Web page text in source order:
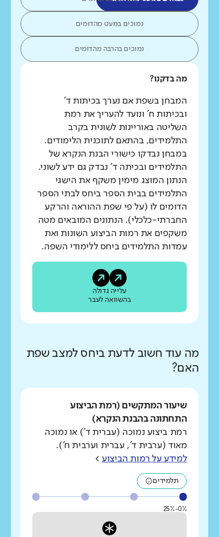
נמוכים במעט מהדומים
נמוכים בהרבה מהדומים
מה בדקנו?
המבחן בשפת אם נערך בכיתות ד'
ובכיתות ח' ונועד להעריך את רמת
השליטה באוריינות לשונית בקרב
התלמידים, בהתאם לתוכנית הלימודים.
במבחן נבדקו כישורי הבנת הנקרא של
התלמידים ובכיתה ד' נבדק גם ידע לשוני.
הנתון המוצג מימין משקף את הישגי
התלמידים בבית הספר ביחס לבתי הספר
הדומים לו (על פי שפת ההוראה והרקע
החברתי-כלכלי). הנתונים המובאים מטה
משקפים את רמות הביצוע השונות ואת
עמדות התלמידים ביחס ללימודי השפה.
עלייה גדולה
בהשוואה לעבר
מה עוד חשוב לדעת ביחס למצב שפת
האם?
שיעור המתקשים (רמת הביצוע
התחתונה בהבנת הנקרא)
רמת ביצוע נמוכה (עברית ד') או נמוכה
מאוד (ערבית ד', עברית וערבית ח').
למידע על רמות הביצוע >
תלמידים
0%-25%